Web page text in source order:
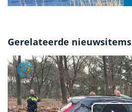
Gerelateerde nieuwsitems